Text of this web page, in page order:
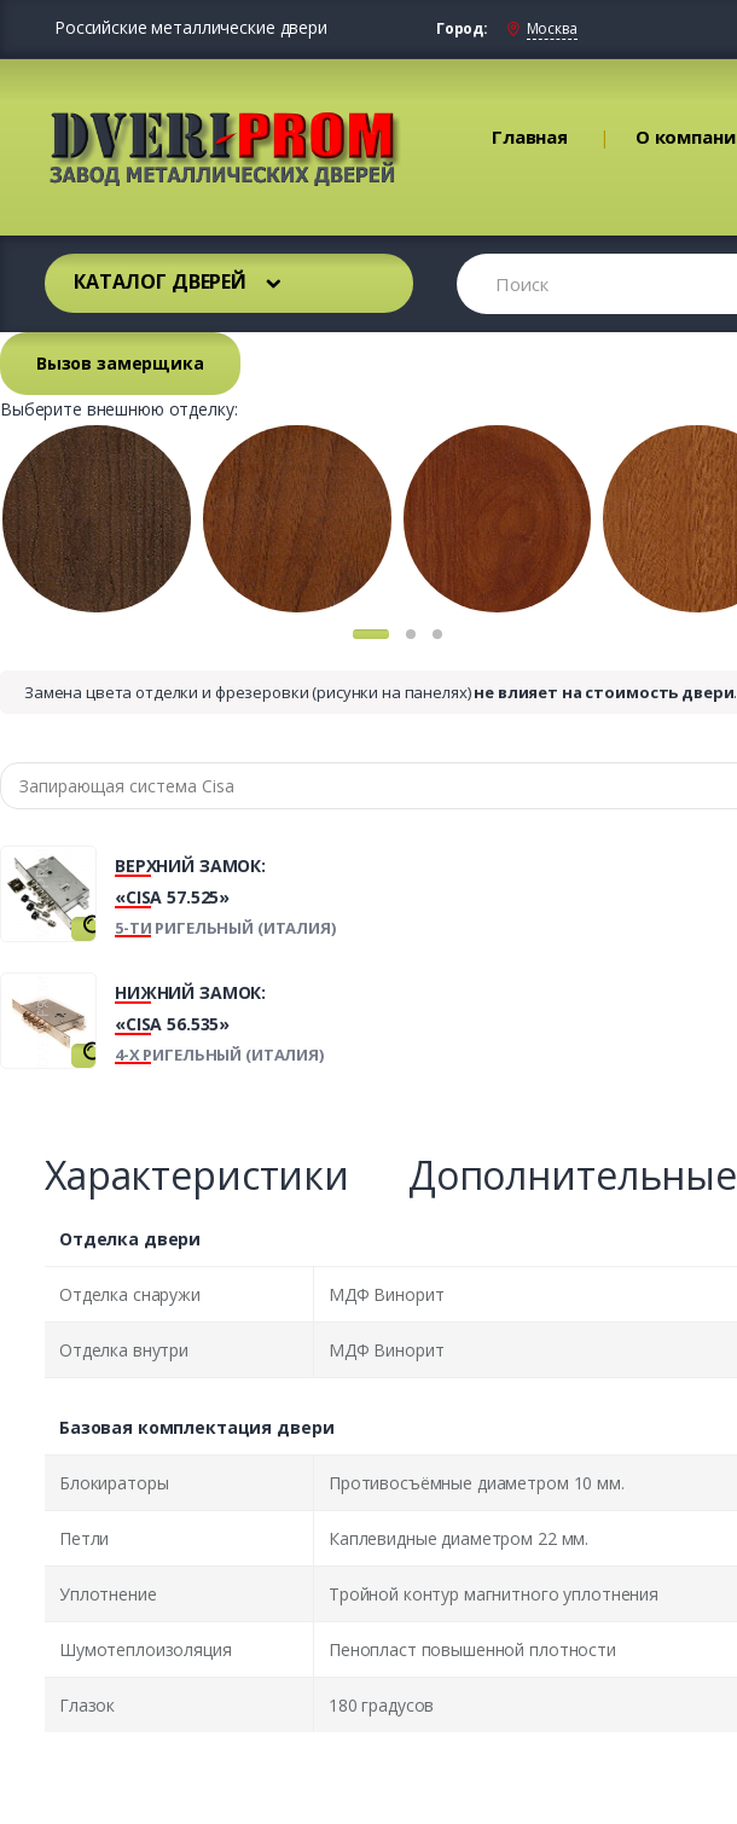
Российские металлические двери Город: Москва
Главная О
КАТАЛОГ ДВЕРЕЙ
Вызов замерщика
Выберите внешнюю отделку:
Замена цвета отделки и фрезеровки (рисунки на панелях)не влияет на стоимость двери.
ВЕРХНИЙ ЗАМОК:
«CISA 57.525»
5-ТИ РИГЕЛЬНЫЙ (ИТАЛИЯ)
НИЖНИЙ ЗАМОК:
«CISA 56.535»
4-Х РИГЕЛЬНЫЙ (ИТАЛИЯ)
Характеристики Дополнительные
Отделка двери
Отделка снаружи МДФ Винорит
Отделка внутри МДФ Винорит
Базовая комплектация двери
Блокираторы Противосъёмные диаметром 10 мм.
Петли Каплевидные диаметром 22 мм.
Уплотнение Тройной контур магнитного уплотнения
Шумотеплоизоляция Пенопласт повышенной плотности
Глазок 180 градусов